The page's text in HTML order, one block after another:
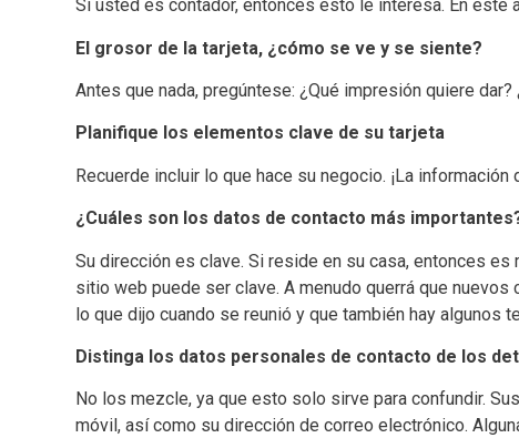
Si usted es contador, entonces esto le interesa. En este
El grosor de la tarjeta, ¿cómo se ve y se siente?
Antes que nada, pregúntese: ¿Qué impresión quiere
Planifique los elementos clave de su tarjeta
Recuerde incluir lo que hace su negocio. ¡La
¿Cuáles son los datos de contacto más
Su dirección es clave. Si reside en su casa, entonces
sitio web puede ser clave. A menudo querrá que
lo que dijo cuando se reunió y que también hay algunos
Distinga los datos personales de contacto de los
No los mezcle, ya que esto solo sirve para confundir.
móvil, así como su dirección de correo electrónico.